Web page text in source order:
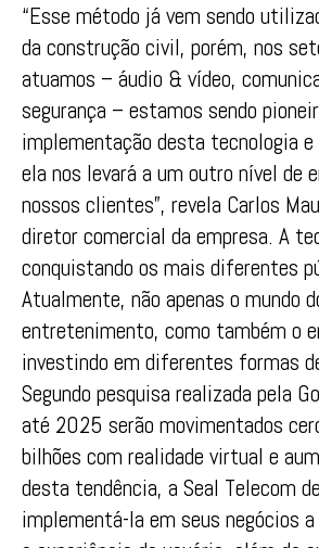
“Esse método já vem sendo
da construção civil, porém, nos
atuamos – áudio & vídeo,
segurança – estamos sendo
implementação desta tecnologia
ela nos levará a um outro nível de
nossos clientes”, revela Carlos
diretor comercial da empresa. A
conquistando os mais diferentes
Atualmente, não apenas o mundo
entretenimento, como também o
investindo em diferentes formas
Segundo pesquisa realizada pela
até 2025 serão movimentados
bilhões com realidade virtual e
desta tendência, a Seal Telecom
implementá-la em seus negócios